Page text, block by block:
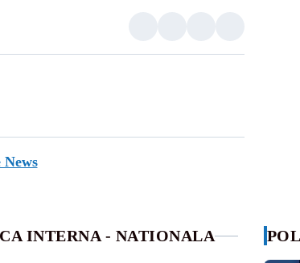
News
INTERNA - NATIONALA